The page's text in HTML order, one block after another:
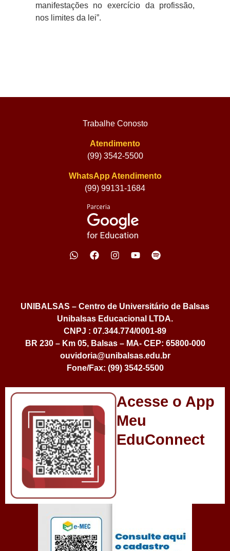
manifestações no exercício da profissão,
nos limites da lei”.
Trabalhe Conosto
Atendimento
(99) 3542-5500
WhatsApp Atendimento
(99) 99131-1684
UNIBALSAS – Centro de Universitário de Balsas
Unibalsas Educacional LTDA.
CNPJ : 07.344.774/0001-89
BR 230 – Km 05, Balsas – MA- CEP: 65800-000
ouvidoria@unibalsas.edu.br
Fone/Fax: (99) 3542-5500
Acesse o App
Meu
EduConnect